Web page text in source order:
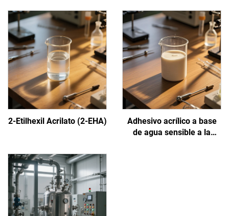
2-Etilhexil Acrilato (2-EHA)
Adhesivo acrílico a base
de agua sensible a la